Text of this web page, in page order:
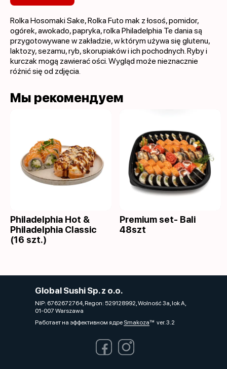
Rolka Hosomaki Sake, Rolka Futo mak z łosoś, pomidor,
ogórek, awokado, papryka, rolka Philadelphia Te dania są
przygotowywane w zakładzie, w którym używa się glutenu,
laktozy, sezamu, ryb, skorupiaków i ich pochodnych. Ryby i
kurczak mogą zawierać ości. Wygląd może nieznacznie
różnić się od zdjęcia.
Мы рекомендуем
Philadelphia Hot &
Philadelphia Classic
(16 szt.)
Premium set- Bali
48szt
Global Sushi Sp. z o.o.
NIP: 6762672764, Regon: 529128992, Wolność 3a, lok A,
01-007 Warszawa
Работает на эффективном ядре Smakozaver. 3.2